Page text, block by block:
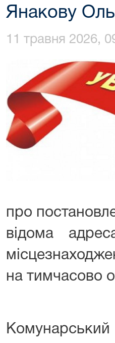
Янакову
11 травня 2026,
про
відома
на тимчасово